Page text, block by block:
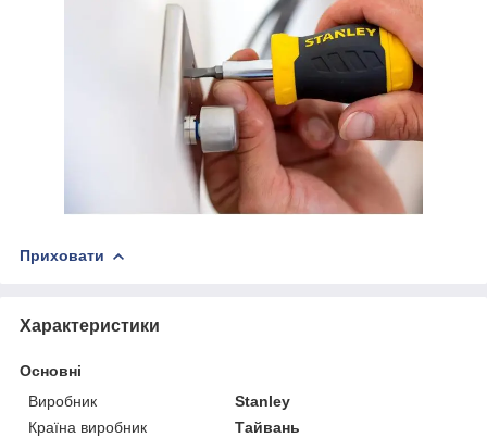
Приховати
Характеристики
Основні
Виробник
Stanley
Країна виробник
Тайвань